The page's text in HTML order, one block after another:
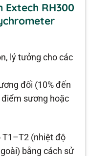
RH300
lý tưởng cho các
đối (10% đến
điểm sương hoặc
T1–T2 (nhiệt độ
bằng cách sử